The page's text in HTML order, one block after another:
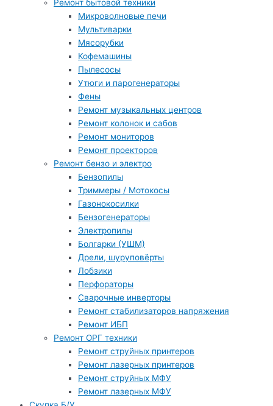
Ремонт бытовой техники
Микроволновые печи
Мультиварки
Мясорубки
Кофемашины
Пылесосы
Утюги и парогенераторы
Фены
Ремонт музыкальных центров
Ремонт колонок и сабов
Ремонт мониторов
Ремонт проекторов
Ремонт бензо и электро
Бензопилы
Триммеры / Мотокосы
Газонокосилки
Бензогенераторы
Электропилы
Болгарки (УШМ)
Дрели, шуруповёрты
Лобзики
Перфораторы
Сварочные инверторы
Ремонт стабилизаторов напряжения
Ремонт ИБП
Ремонт ОРГ техники
Ремонт струйных принтеров
Ремонт лазерных принтеров
Ремонт струйных МФУ
Ремонт лазерных МФУ